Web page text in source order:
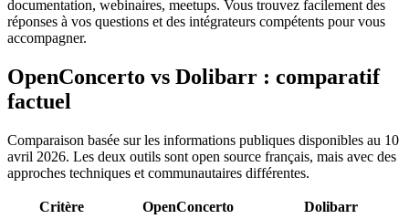
documentation, webinaires, meetups. Vous trouvez facilement des
réponses à vos questions et des intégrateurs compétents pour vous
accompagner.
OpenConcerto vs Dolibarr : comparatif
factuel
Comparaison basée sur les informations publiques disponibles au 10
avril 2026. Les deux outils sont open source français, mais avec des
approches techniques et communautaires différentes.
Critère OpenConcerto Dolibarr